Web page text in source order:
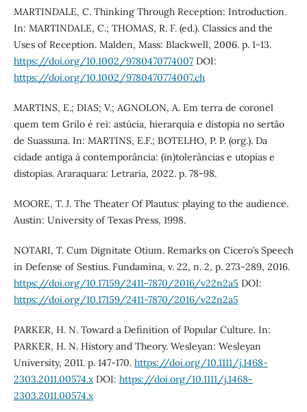
MARTINDALE, C. Thinking Through Reception: Introduction.
In: MARTINDALE, C.; THOMAS, R. F. (ed.). Classics and the
Uses of Reception. Malden, Mass: Blackwell, 2006. p. 1-13.
https://doi.org/10.1002/9780470774007DOI:
https://doi.org/10.1002/9780470774007.ch
MARTINS, E.; DIAS; V.; AGNOLON, A. Em terra de coronel
quem tem Grilo é rei: astúcia, hierarquia e distopia no sertão
de Suassuna. In: MARTINS, E.F.; BOTELHO, P. P. (org.). Da
cidade antiga à contemporância: (in)tolerâncias e utopias e
distopias. Araraquara: Letraria, 2022. p. 78-98.
MOORE, T. J. The Theater Of Plautus: playing to the audience.
Austin: University of Texas Press, 1998.
NOTARI, T. Cum Dignitate Otium. Remarks on Cicero’s Speech
in Defense of Sestius. Fundamina, v. 22, n. 2, p. 273-289, 2016.
https://doi.org/10.17159/2411-7870/2016/v22n2a5 DOI:
https://doi.org/10.17159/2411-7870/2016/v22n2a5
PARKER, H. N. Toward a Definition of Popular Culture. In:
PARKER, H. N. History and Theory. Wesleyan: Wesleyan
University, 2011. p. 147-170. https://doi.org/10.1111/j.1468-
2303.2011.00574.xDOI: https://doi.org/10.1111/j.1468-
2303.2011.00574.x